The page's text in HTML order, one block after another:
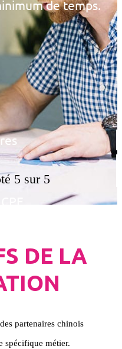
de temps.
5 sur 5
DE LA
partenaires chinois
spécifique métier.